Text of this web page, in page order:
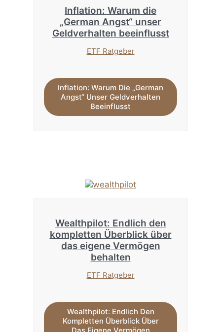
Inflation: Warum die
„German Angst“ unser
Geldverhalten beeinflusst
ETF Ratgeber
Inflation: Warum Die „German
Angst“ Unser Geldverhalten
Beeinflusst
Wealthpilot: Endlich den
kompletten Überblick über
das eigene Vermögen
behalten
ETF Ratgeber
Wealthpilot: Endlich Den
Kompletten Überblick Über